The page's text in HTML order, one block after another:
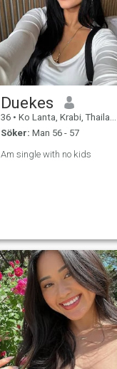
Duekes
36 • Ko Lanta, Krabi, Thailand
Söker: Man 56 - 57
Am single with no kids